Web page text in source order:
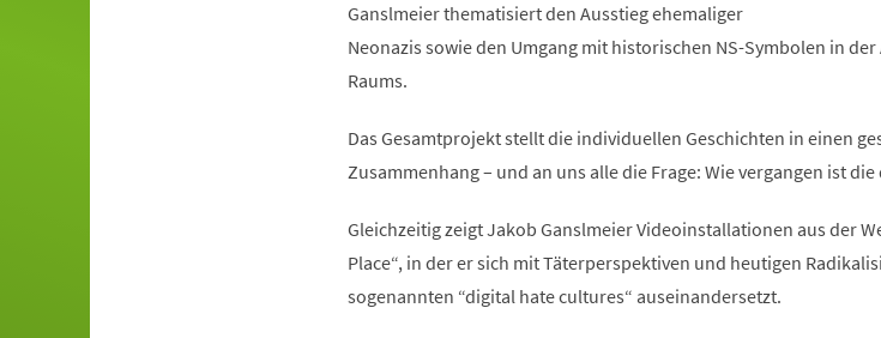
Ganslmeier thematisiert den Ausstieg ehemaliger
Neonazis sowie den Umgang mit historischen NS-Symbolen in
Raums.
Das Gesamtprojekt stellt die individuellen Geschichten in einen
Zusammenhang – und an uns alle die Frage: Wie vergangen ist
Gleichzeitig zeigt Jakob Ganslmeier Videoinstallationen aus der
Place“, in der er sich mit Täterperspektiven und heutigen
sogenannten “digital hate cultures“ auseinandersetzt.